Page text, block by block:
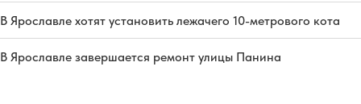
В Ярославле хотят установить лежачего 10-метрового кота
В Ярославле завершается ремонт улицы Панина